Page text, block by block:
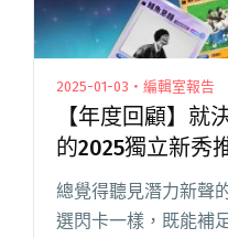
2025-01-03・編輯室報告
【年度回顧】就
的2025獨立新秀
總覺得聽見潛力新聲
選閃卡一樣，既能補